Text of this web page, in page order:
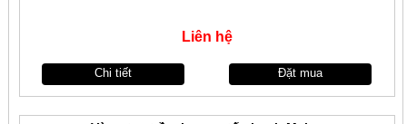
Liên hệ
Chi tiết Đặt mua